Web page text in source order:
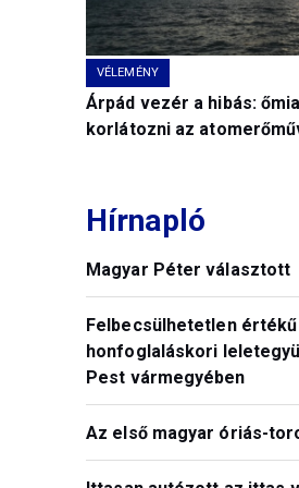
VÉLEMÉNY
Árpád vezér a hibás:
korlátozni az
Hírnapló
Magyar Péter választott
Felbecsülhetetlen értékű
honfoglaláskori
Pest vármegyében
Az első magyar óriás-